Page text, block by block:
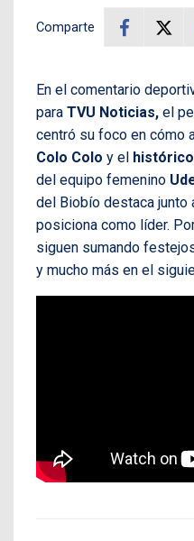
Comparte
En el comentario
para TVU Noticias, el
centró su foco en cómo
Colo Colo y el
del equipo femenino
del Biobío destaca junto
posiciona como líder.
siguen sumando
y mucho más en el